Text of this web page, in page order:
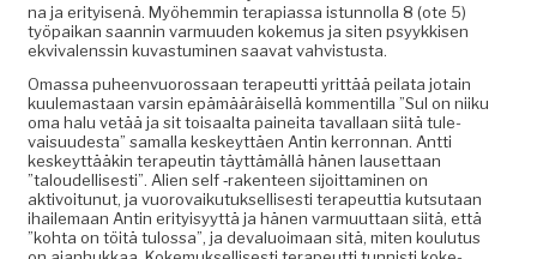
na ja eri­tyisenä. Myöhem­min ter­api­as­sa istun­nol­la 8 (ote 5)
työ­paikan saan­nin var­muu­den koke­mus ja siten psyykkisen
ekvi­valenssin kuvas­tu­mi­nen saa­vat vahvistusta.
Omas­sa puheen­vuorossaan ter­apeut­ti yrit­tää peila­ta jotain
kuule­mas­taan varsin epämääräisel­lä kom­men­til­la ”Sul on niiku
oma halu vetää ja sit toisaal­ta painei­ta taval­laan siitä tule­
vaisu­ud­es­ta” samal­la keskeyt­täen Antin ker­ronnan. Antti
keskeyt­tääkin ter­apeutin täyt­tämäl­lä hänen lauset­taan
”taloudel­lis­es­ti”. Alien self ‑rak­en­teen sijoit­ta­mi­nen on
aktivoitunut, ja vuorovaiku­tuk­sel­lis­es­ti ter­apeut­tia kut­su­taan
ihaile­maan Antin eri­ty­isyyt­tä ja hänen var­muut­taan siitä, että
”koh­ta on töitä tulos­sa”, ja deval­u­oimaan sitä, miten koulu­tus